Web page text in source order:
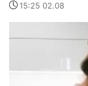
15:25 02.08